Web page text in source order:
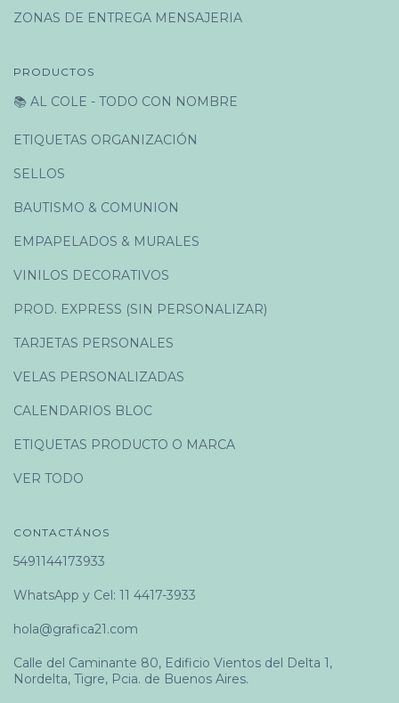
ZONAS DE ENTREGA MENSAJERIA
PRODUCTOS
📚 AL COLE - TODO CON NOMBRE
ETIQUETAS ORGANIZACIÓN
SELLOS
BAUTISMO & COMUNION
EMPAPELADOS & MURALES
VINILOS DECORATIVOS
PROD. EXPRESS (SIN PERSONALIZAR)
TARJETAS PERSONALES
VELAS PERSONALIZADAS
CALENDARIOS BLOC
ETIQUETAS PRODUCTO O MARCA
VER TODO
CONTACTÁNOS
5491144173933
WhatsApp y Cel: 11 4417-3933
hola@grafica21.com
Calle del Caminante 80, Edificio Vientos del Delta 1,
Nordelta, Tigre, Pcia. de Buenos Aires.